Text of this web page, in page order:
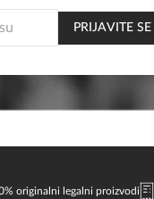
PRIJAVITE SE
originalni legalni proizvodi